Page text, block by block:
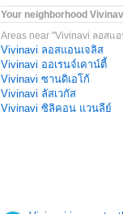
Your neighborhood
Areas near "Vivinavi ลอสแอ
Vivinavi ลอสแอนเจลิส
Vivinavi ออเรนจ์เคาน์ตี้
Vivinavi ซานดิเอโก้
Vivinavi ลัสเวกัส
Vivinavi ซิลิคอน แวนลีย์